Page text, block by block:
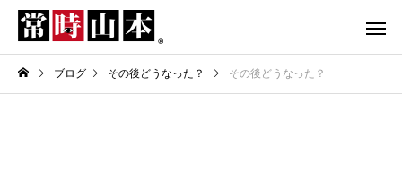
ブログ その後どうなった？ その後どうなった？